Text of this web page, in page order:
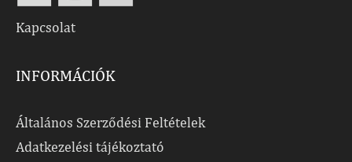
Kapcsolat
INFORMÁCIÓK
Általános Szerződési Feltételek
Adatkezelési tájékoztató